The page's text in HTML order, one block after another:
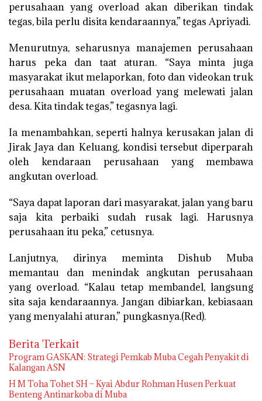
perusahaan yang overload akan diberikan tindak
tegas, bila perlu disita kendaraannya,” tegas Apriyadi.
Menurutnya, seharusnya manajemen perusahaan
harus peka dan taat aturan. “Saya minta juga
masyarakat ikut melaporkan, foto dan videokan truk
perusahaan muatan overload yang melewati jalan
desa. Kita tindak tegas,” tegasnya lagi.
Ia menambahkan, seperti halnya kerusakan jalan di
Jirak Jaya dan Keluang, kondisi tersebut diperparah
oleh kendaraan perusahaan yang membawa
angkutan overload.
“Saya dapat laporan dari masyarakat, jalan yang baru
saja kita perbaiki sudah rusak lagi. Harusnya
perusahaan itu peka,” cetusnya.
Lanjutnya, dirinya meminta Dishub Muba
memantau dan menindak angkutan perusahaan
yang overload. “Kalau tetap membandel, langsung
sita saja kendaraannya. Jangan dibiarkan, kebiasaan
yang menyalahi aturan,” pungkasnya.(Red).
Berita Terkait
Program GASKAN: Strategi Pemkab Muba Cegah Penyakit di
Kalangan ASN
H M Toha Tohet SH – Kyai Abdur Rohman Husen Perkuat
Benteng Antinarkoba di Muba